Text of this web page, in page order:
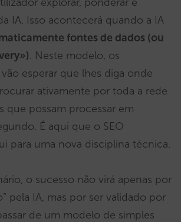
IA. Isso acontecerá quando a IA
fontes de dados (ou
. Neste modelo, os
esperar que lhes diga onde
ativamente por toda a rede
que possam processar em
É aqui que o SEO
para uma nova disciplina técnica.
o sucesso não virá apenas por
pela IA, mas por ser validado por
de um modelo de simples